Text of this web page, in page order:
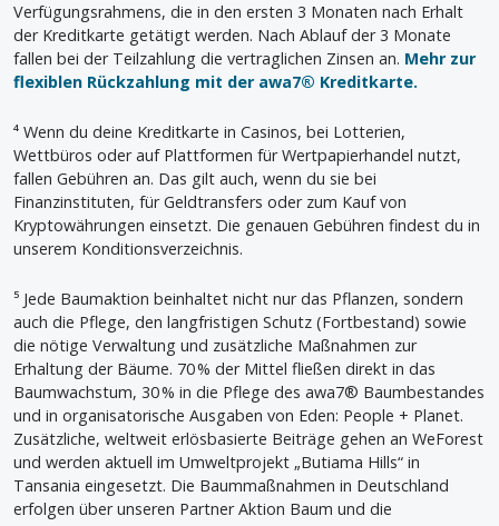
Verfügungsrahmens, die in den ersten 3 Monaten nach Erhalt
der Kreditkarte getätigt werden. Nach Ablauf der 3 Monate
fallen bei der Teilzahlung die vertraglichen Zinsen an. Mehr zur
flexiblen Rückzahlung mit der awa7® Kreditkarte.
⁴ Wenn du deine Kreditkarte in Casinos, bei Lotterien,
Wettbüros oder auf Plattformen für Wertpapierhandel nutzt,
fallen Gebühren an. Das gilt auch, wenn du sie bei
Finanzinstituten, für Geldtransfers oder zum Kauf von
Kryptowährungen einsetzt. Die genauen Gebühren findest du in
unserem Konditionsverzeichnis.
⁵ Jede Baumaktion beinhaltet nicht nur das Pflanzen, sondern
auch die Pflege, den langfristigen Schutz (Fortbestand) sowie
die nötige Verwaltung und zusätzliche Maßnahmen zur
Erhaltung der Bäume. 70 % der Mittel fließen direkt in das
Baumwachstum, 30 % in die Pflege des awa7® Baumbestandes
und in organisatorische Ausgaben von Eden: People + Planet.
Zusätzliche, weltweit erlösbasierte Beiträge gehen an WeForest
und werden aktuell im Umweltprojekt „Butiama Hills“ in
Tansania eingesetzt. Die Baummaßnahmen in Deutschland
erfolgen über unseren Partner Aktion Baum und die